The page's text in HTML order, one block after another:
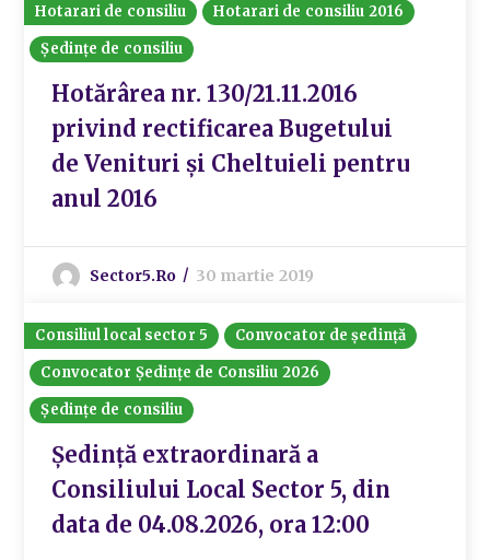
Hotarari de consiliu
Hotarari de consiliu 2016
Ședințe de consiliu
Hotărârea nr. 130/21.11.2016
privind rectificarea Bugetului
de Venituri și Cheltuieli pentru
anul 2016
Sector5.ro 30 martie 2019
Consiliul local sector 5
Convocator de ședință
Convocator Ședințe de Consiliu 2026
Ședințe de consiliu
Ședință extraordinară a
Consiliului Local Sector 5, din
data de 04.08.2026, ora 12:00